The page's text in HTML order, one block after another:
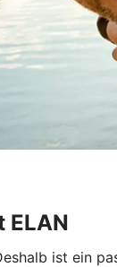
ELAN
ist ein